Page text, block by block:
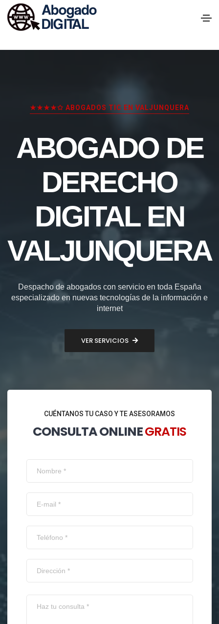
★★★★✩ ABOGADOS TIC EN VALJUNQUERA
ABOGADO DE
DERECHO
DIGITAL EN
VALJUNQUERA
Despacho de abogados con servicio en toda España
especializado en nuevas tecnologías de la información e
internet
VER SERVICIOS
CUÉNTANOS TU CASO Y TE ASESORAMOS
CONSULTA ONLINEGRATIS